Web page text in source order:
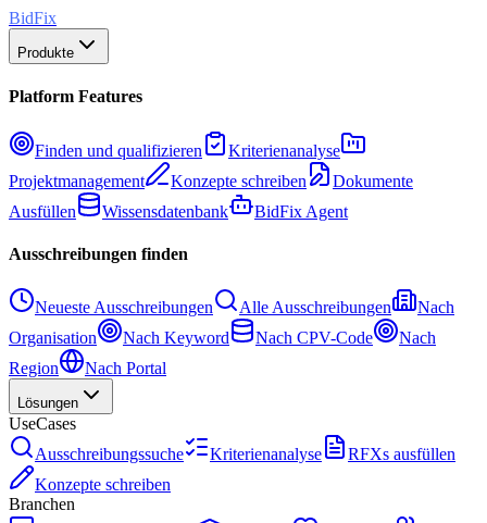
BidFix
Produkte
Platform Features
Finden und qualifizieren
Kriterienanalyse
Projektmanagement
Konzepte schreiben
Dokumente
Ausfüllen
Wissensdatenbank BidFix Agent
Ausschreibungen finden
Neueste Ausschreibungen Alle Ausschreibungen
Nach
Organisation
Nach Keyword Nach CPV-Code
Nach
Region
Nach Portal
Lösungen
UseCases
Ausschreibungssuche
Kriterienanalyse
RFXs ausfüllen
Konzepte schreiben
Branchen